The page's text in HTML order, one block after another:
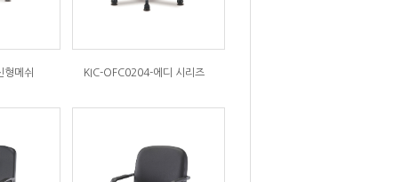
형메쉬 KIC-OFC0204-에디 시리즈